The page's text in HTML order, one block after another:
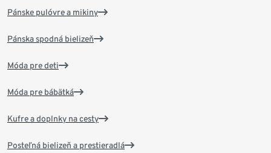
Pánske pulóvre a mikiny
Pánska spodná bielizeň
Móda pre deti
Móda pre bábätká
Kufre a doplnky na cesty
Posteľná bielizeň a prestieradlá